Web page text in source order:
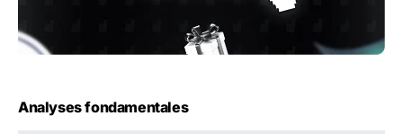
Analyses fondamentales